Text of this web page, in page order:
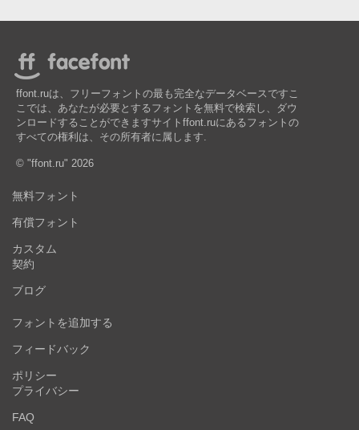
ffont.ruは、フリーフォントの最も完全なデータベースですこ
こでは、あなたが必要とするフォントを無料で検索し、ダウ
ンロードすることができますサイトffont.ruにあるフォントの
すべての権利は、その所有者に属します.
© "ffont.ru" 2026
無料フォント
有償フォント
カスタム
契約
ブログ
フォントを追加する
フィードバック
ポリシー
プライバシー
FAQ